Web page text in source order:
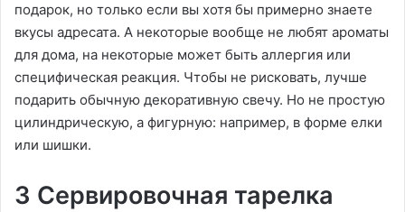
подарок, но только если вы хотя бы примерно знаете
вкусы адресата. А некоторые вообще не любят ароматы
для дома, на некоторые может быть аллергия или
специфическая реакция. Чтобы не рисковать, лучше
подарить обычную декоративную свечу. Но не простую
цилиндрическую, а фигурную: например, в форме елки
или шишки.
3 Сервировочная тарелка